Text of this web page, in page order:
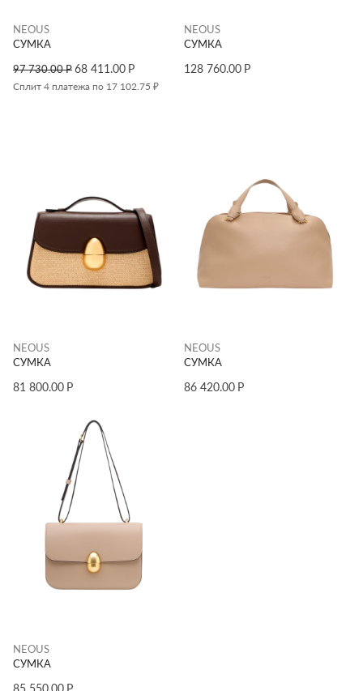
NEOUS
СУМКА
97 730.00Р68 411.00 Р
Сплит 4 платежа по 17 102.75 ₽
NEOUS
СУМКА
128 760.00 Р
NEOUS
СУМКА
81 800.00 Р
NEOUS
СУМКА
86 420.00 Р
NEOUS
СУМКА
85 550.00 Р